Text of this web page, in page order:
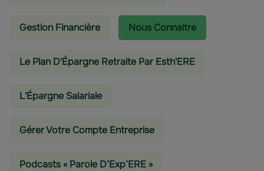
Gestion Financière Nous Connaitre
Le Plan D'Épargne Retraite Par Esth'ERE
L'épargne Salariale
Gérer Votre Compte Entreprise
Podcasts « Parole D’Exp’ERE »